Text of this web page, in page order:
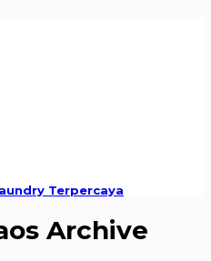
Terpercaya
Archive